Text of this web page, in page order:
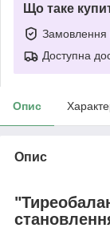
Що таке
Замовлення
Доступна
Опис
Опис